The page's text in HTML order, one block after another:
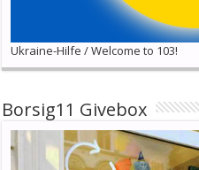
Ukraine-Hilfe / Welcome to 103!
Borsig11 Givebox